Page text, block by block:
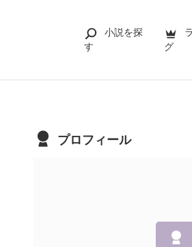
小説を探
す
グ
プロフィール